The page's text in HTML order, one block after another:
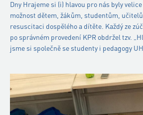
Dny Hrajeme si (i) hlavou pro nás byly
možnost dětem, žákům, studentům,
resuscitaci dospělého a dítěte. Každý ze
po správném provedení KPR obdržel tzv.
jsme si společně se studenty i pedagogy